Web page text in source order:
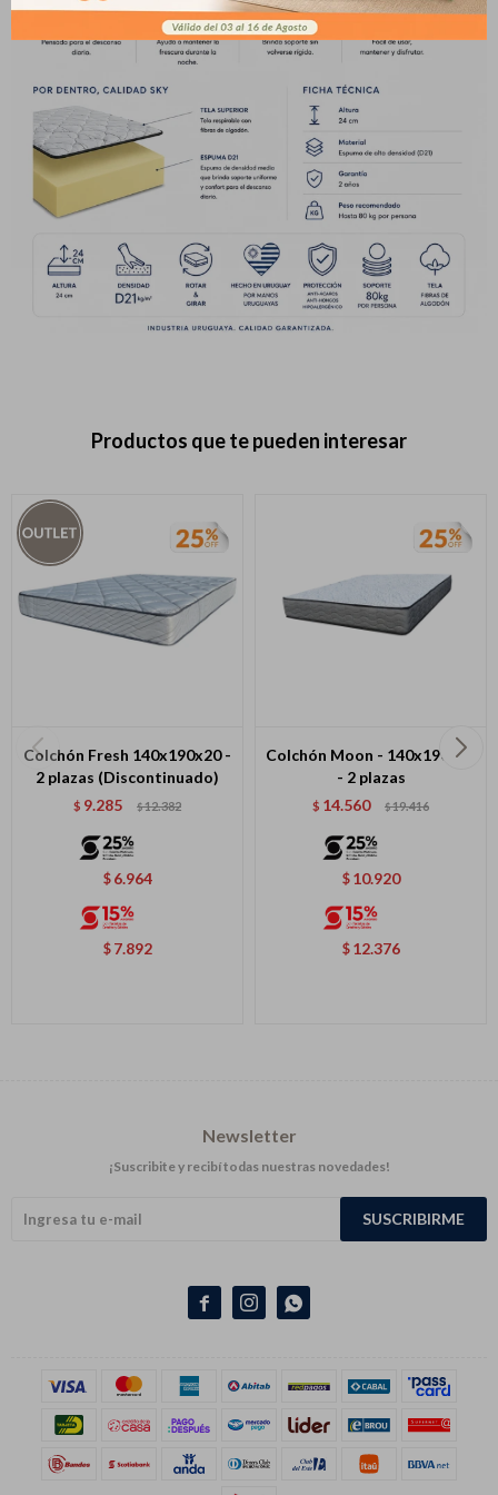
Productos que te pueden interesar
Colchón Fresh 140x190x20 -
2 plazas (Discontinuado)
$ 9.285 $12.382
$ 6.964
$ 7.892
Colchón Moon - 140x190x24
- 2 plazas
$ 14.560 $19.416
$ 10.920
$ 12.376
  
Newsletter
¡Suscribite y recibí todas nuestras novedades!
SUSCRIBIRME
Día Mes Año
pago
* sujeto a aprobación crediticia. El monto disponible
puede variar por comercio